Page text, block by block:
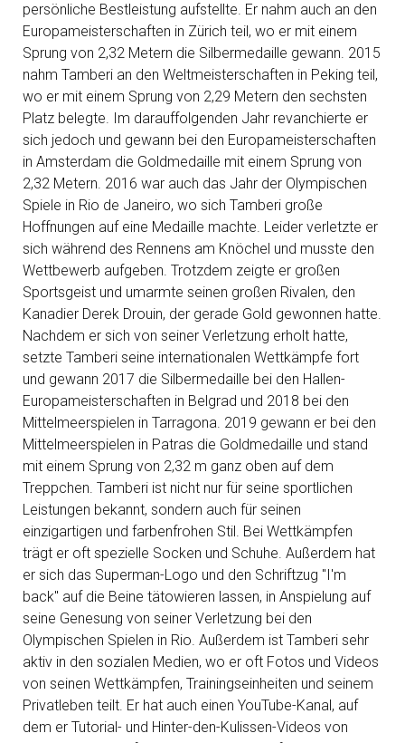
persönliche Bestleistung aufstellte. Er nahm auch an den
Europameisterschaften in Zürich teil, wo er mit einem
Sprung von 2,32 Metern die Silbermedaille gewann. 2015
nahm Tamberi an den Weltmeisterschaften in Peking teil,
wo er mit einem Sprung von 2,29 Metern den sechsten
Platz belegte. Im darauffolgenden Jahr revanchierte er
sich jedoch und gewann bei den Europameisterschaften
in Amsterdam die Goldmedaille mit einem Sprung von
2,32 Metern. 2016 war auch das Jahr der Olympischen
Spiele in Rio de Janeiro, wo sich Tamberi große
Hoffnungen auf eine Medaille machte. Leider verletzte er
sich während des Rennens am Knöchel und musste den
Wettbewerb aufgeben. Trotzdem zeigte er großen
Sportsgeist und umarmte seinen großen Rivalen, den
Kanadier Derek Drouin, der gerade Gold gewonnen hatte.
Nachdem er sich von seiner Verletzung erholt hatte,
setzte Tamberi seine internationalen Wettkämpfe fort
und gewann 2017 die Silbermedaille bei den Hallen-
Europameisterschaften in Belgrad und 2018 bei den
Mittelmeerspielen in Tarragona. 2019 gewann er bei den
Mittelmeerspielen in Patras die Goldmedaille und stand
mit einem Sprung von 2,32 m ganz oben auf dem
Treppchen. Tamberi ist nicht nur für seine sportlichen
Leistungen bekannt, sondern auch für seinen
einzigartigen und farbenfrohen Stil. Bei Wettkämpfen
trägt er oft spezielle Socken und Schuhe. Außerdem hat
er sich das Superman-Logo und den Schriftzug "I'm
back" auf die Beine tätowieren lassen, in Anspielung auf
seine Genesung von seiner Verletzung bei den
Olympischen Spielen in Rio. Außerdem ist Tamberi sehr
aktiv in den sozialen Medien, wo er oft Fotos und Videos
von seinen Wettkämpfen, Trainingseinheiten und seinem
Privatleben teilt. Er hat auch einen YouTube-Kanal, auf
dem er Tutorial- und Hinter-den-Kulissen-Videos von